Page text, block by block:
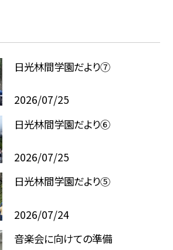
日光林間学園だより⑦
2026/07/25
日光林間学園だより⑥
2026/07/25
日光林間学園だより⑤
2026/07/24
音楽会に向けての準備